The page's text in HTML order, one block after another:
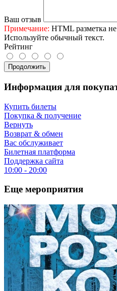
Ваш отзыв
Примечание: HTML разметка
Используйте обычный текст.
Рейтинг
Продолжить
Информация для
Купить билеты
Покупка & получение
Вернуть
Возврат & обмен
Вас обслуживает
Билетная платформа
Поддержка сайта
10:00 - 20:00
Еще мероприятия